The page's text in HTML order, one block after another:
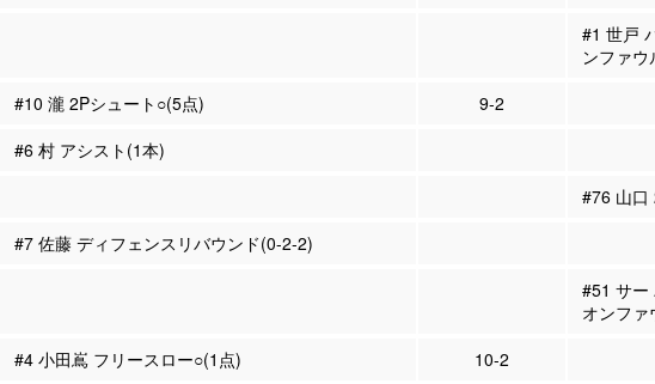
#1 世戸
ンファウ
#10 瀧 2Pシュート○(5点)
9-2
#6 村 アシスト(1本)
#76 山口
#7 佐藤 ディフェンスリバウンド(0-2-2)
#51 サー
オンファ
#4 小田嶌 フリースロー○(1点)
10-2